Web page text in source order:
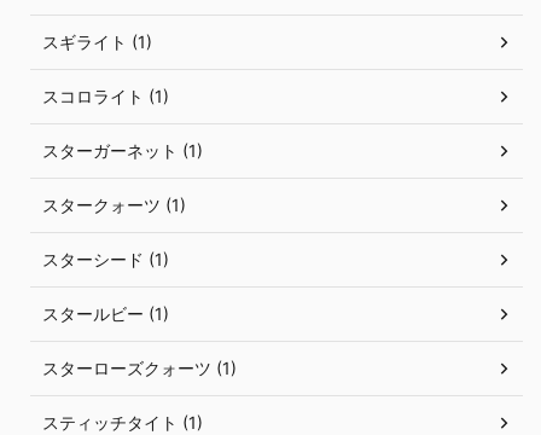
スギライト (1)
スコロライト (1)
スターガーネット (1)
スタークォーツ (1)
スターシード (1)
スタールビー (1)
スターローズクォーツ (1)
スティッチタイト (1)